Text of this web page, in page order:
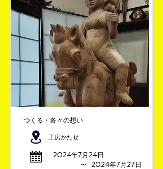
つくる・各々の想い
工房かたせ
2024年7月24日
​〜 2024年7月27日